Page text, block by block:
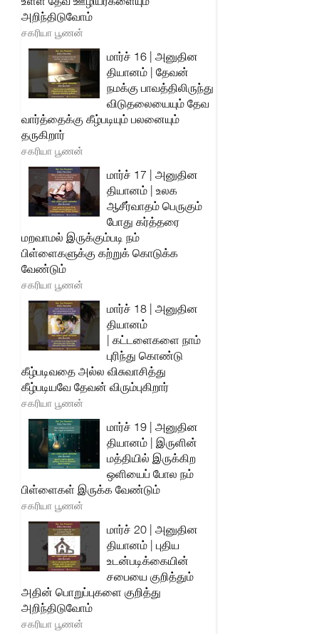
அறிந்திடுவோம்
சகரியா பூணன்
மார்ச் 16 | அனுதின
தியானம் | தேவன்
நமக்கு பாவத்திலிருந்து
விடுதலையையும் தேவ
வார்த்தைக்கு கீழ்படியும் பலனையும்
தருகிறார்
சகரியா பூணன்
மார்ச் 17 | அனுதின
தியானம் | உலக
ஆசீர்வாதம் பெருகும்
போது கர்த்தரை
மறவாமல் இருக்கும்படி நம்
பிள்ளைகளுக்கு கற்றுக் கொடுக்க
வேண்டும்
சகரியா பூணன்
மார்ச் 18 | அனுதின
தியானம்
| கட்டளைகளை நாம்
புரிந்து கொண்டு
கீழ்படிவதை அல்ல விசுவாசித்து
கீழ்படியவே தேவன் விரும்புகிறார்
சகரியா பூணன்
மார்ச் 19 | அனுதின
தியானம் | இருளின்
மத்தியில் இருக்கிற
ஒளியைப் போல நம்
பிள்ளைகள் இருக்க வேண்டும்
சகரியா பூணன்
மார்ச் 20 | அனுதின
தியானம் | புதிய
உடன்படிக்கையின்
சபையை குறித்தும்
அதின் பொறுப்புகளை குறித்து
அறிந்திடுவோம்
சகரியா பூணன்